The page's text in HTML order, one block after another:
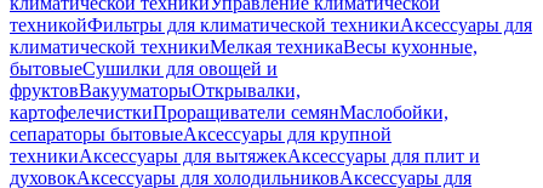
техникойФильтры для климатической техникиАксессуары для
климатической техникиМелкая техникаВесы кухонные,
бытовыеСушилки для овощей и
фруктовВакууматорыОткрывалки,
картофелечисткиПроращиватели семянМаслобойки,
сепараторы бытовыеАксессуары для крупной
техникиАксессуары для вытяжекАксессуары для плит и
духовокАксессуары для холодильниковАксессуары для